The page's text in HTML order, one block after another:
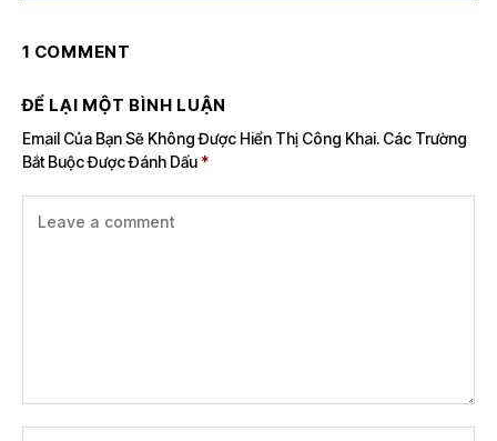
1 COMMENT
ĐỂ LẠI MỘT BÌNH LUẬN
Email Của Bạn Sẽ Không Được Hiển Thị Công Khai. Các Trường
Bắt Buộc Được Đánh Dấu *